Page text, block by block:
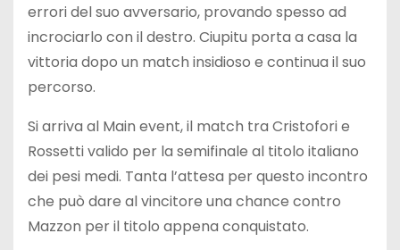
errori del suo avversario, provando spesso ad
incrociarlo con il destro. Ciupitu porta a casa la
vittoria dopo un match insidioso e continua il suo
percorso.
Si arriva al Main event, il match tra Cristofori e
Rossetti valido per la semifinale al titolo italiano
dei pesi medi. Tanta l’attesa per questo incontro
che può dare al vincitore una chance contro
Mazzon per il titolo appena conquistato.